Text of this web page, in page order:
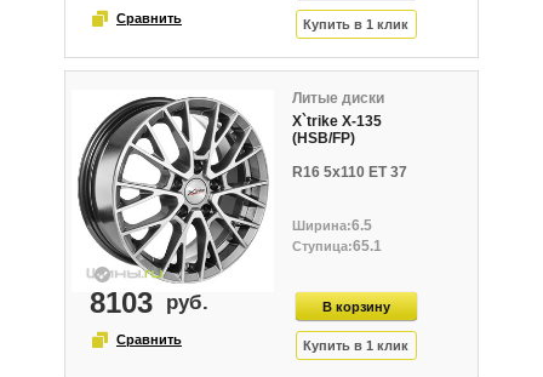
Литые диски
X`trike X-135
(HSB/FP)
R16 5x110 ET 37
6.5
65.1
8103